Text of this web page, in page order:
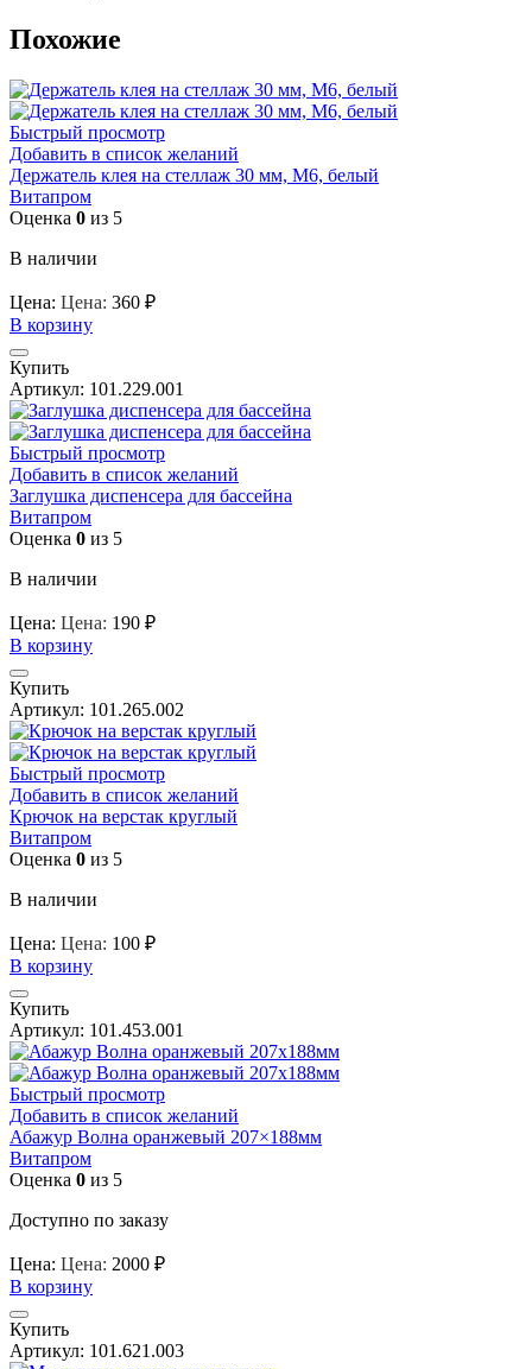
Похожие
Быстрый просмотр
Добавить в список желаний
Держатель клея на стеллаж 30 мм, М6, белый
Витапром
Оценка 0 из 5
В наличии
Цена: Цена: 360 ₽
В корзину
Купить
Артикул: 101.229.001
Быстрый просмотр
Добавить в список желаний
Заглушка диспенсера для бассейна
Витапром
Оценка 0 из 5
В наличии
Цена: Цена: 190 ₽
В корзину
Купить
Артикул: 101.265.002
Быстрый просмотр
Добавить в список желаний
Крючок на верстак круглый
Витапром
Оценка 0 из 5
В наличии
Цена: Цена: 100 ₽
В корзину
Купить
Артикул: 101.453.001
Быстрый просмотр
Добавить в список желаний
Абажур Волна оранжевый 207×188мм
Витапром
Оценка 0 из 5
Доступно по заказу
Цена: Цена: 2000 ₽
В корзину
Купить
Артикул: 101.621.003